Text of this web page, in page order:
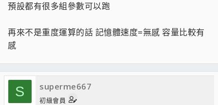
預設都有很多組參數可以跑
再來不是重度運算的話 記憶體速度=無感 容量比較有
感
S superme667
初級會員